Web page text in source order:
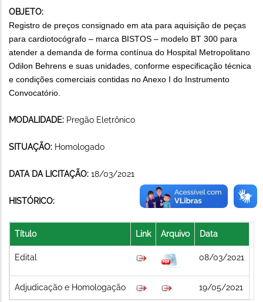
OBJETO:
Registro de preços consignado em ata para aquisição de peças
para cardiotocógrafo – marca BISTOS – modelo BT 300 para
atender a demanda de forma contínua do Hospital Metropolitano
Odilon Behrens e suas unidades, conforme especificação técnica
e condições comerciais contidas no Anexo I do Instrumento
Convocatório.
MODALIDADE: Pregão Eletrônico
SITUAÇÃO: Homologado
DATA DA LICITAÇÃO: 18/03/2021
HISTÓRICO:
Título Link Arquivo Data
Edital 08/03/2021
Adjudicação e Homologação 19/05/2021